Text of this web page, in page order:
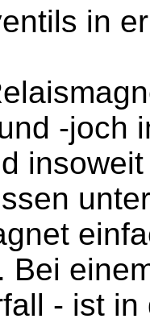
in
-joch
Bei
- ist